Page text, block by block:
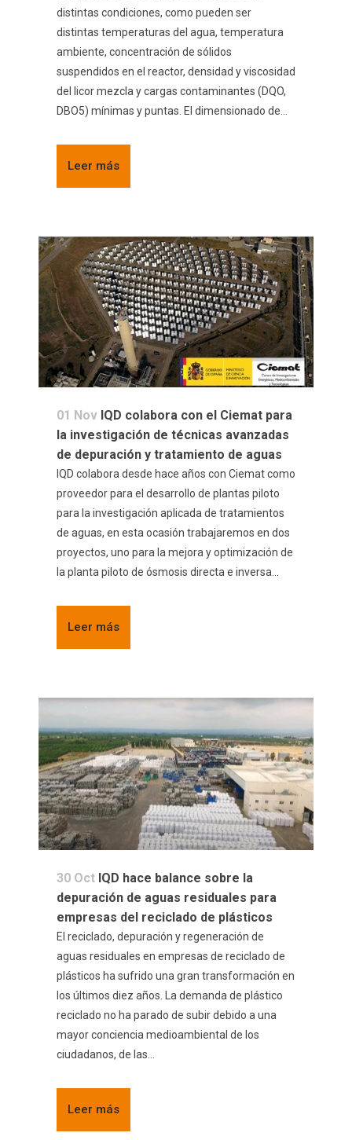
distintas condiciones, como pueden ser
distintas temperaturas del agua, temperatura
ambiente, concentración de sólidos
suspendidos en el reactor, densidad y viscosidad
del licor mezcla y cargas contaminantes (DQO,
DBO5) mínimas y puntas. El dimensionado de...
Leer más
01 Nov IQD colabora con el Ciemat para
la investigación de técnicas avanzadas
de depuración y tratamiento de aguas
IQD colabora desde hace años con Ciemat como
proveedor para el desarrollo de plantas piloto
para la investigación aplicada de tratamientos
de aguas, en esta ocasión trabajaremos en dos
proyectos, uno para la mejora y optimización de
la planta piloto de ósmosis directa e inversa...
Leer más
30 Oct IQD hace balance sobre la
depuración de aguas residuales para
empresas del reciclado de plásticos
El reciclado, depuración y regeneración de
aguas residuales en empresas de reciclado de
plásticos ha sufrido una gran transformación en
los últimos diez años. La demanda de plástico
reciclado no ha parado de subir debido a una
mayor conciencia medioambiental de los
ciudadanos, de las...
Leer más